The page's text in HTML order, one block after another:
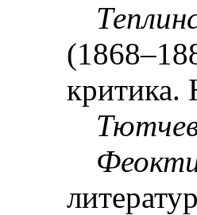
(1868–